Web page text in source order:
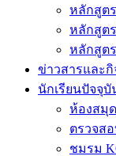
หลักสูต
หลักสูต
หลักสูต
ข่าวสารและกิ
นักเรียนปัจจุบั
ห้องสมุ
ตรวจส
ชมรม